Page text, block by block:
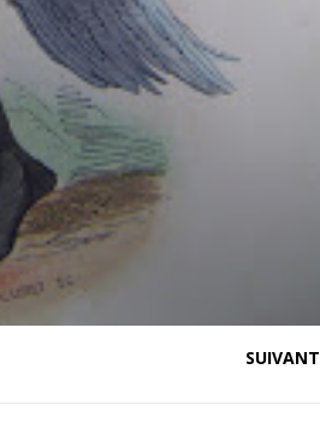
SUIVANT